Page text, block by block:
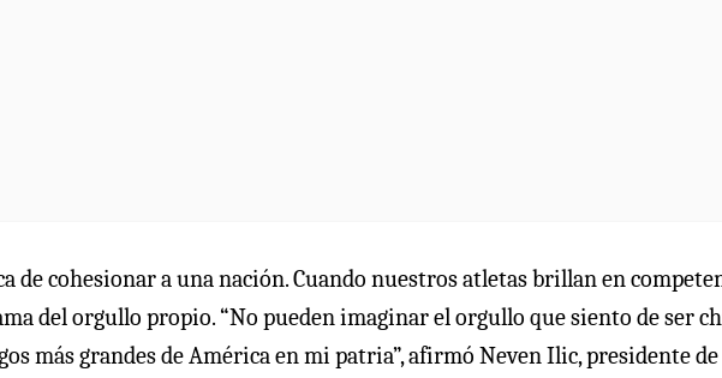
de cohesionar a una nación. Cuando nuestros atletas brillan en
del orgullo propio. “No pueden imaginar el orgullo que siento de ser
más grandes de América en mi patria”, afirmó Neven Ilic, presidente